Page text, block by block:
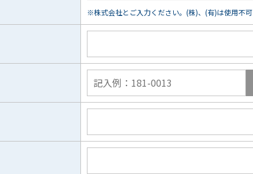
※株式会社とご入力ください。(株)、(有)は使用不可